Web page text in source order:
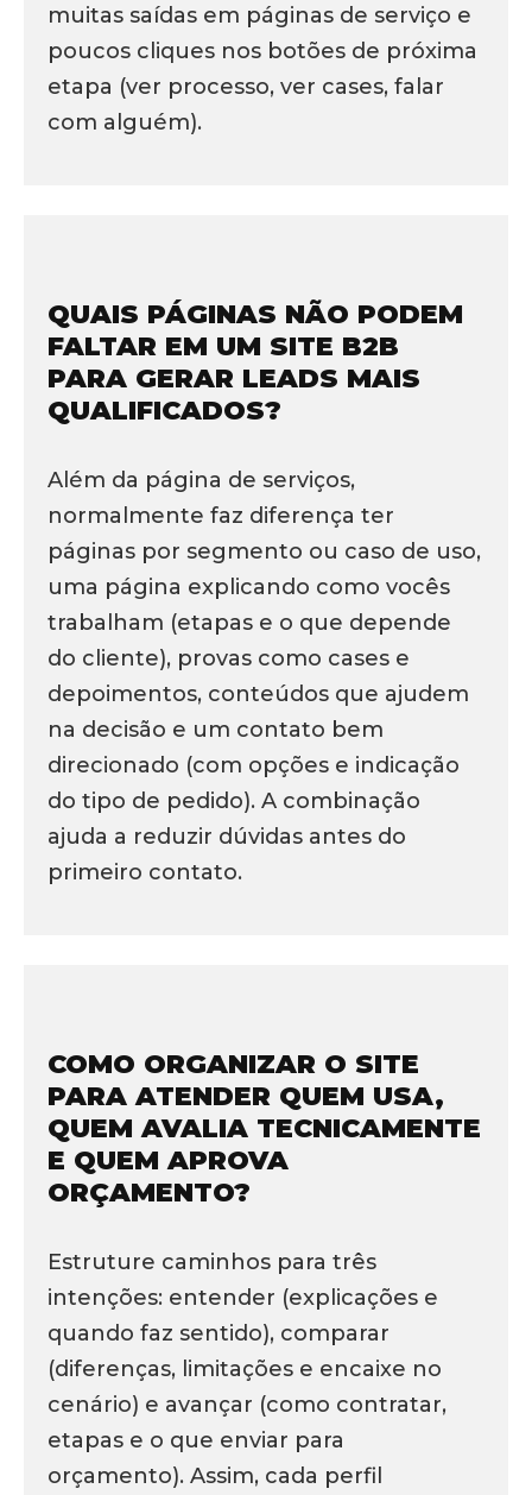
muitas saídas em páginas de serviço e
poucos cliques nos botões de próxima
etapa (ver processo, ver cases, falar
com alguém).
QUAIS PÁGINAS NÃO PODEM
FALTAR EM UM SITE B2B
PARA GERAR LEADS MAIS
QUALIFICADOS?
Além da página de serviços,
normalmente faz diferença ter
páginas por segmento ou caso de uso,
uma página explicando como vocês
trabalham (etapas e o que depende
do cliente), provas como cases e
depoimentos, conteúdos que ajudem
na decisão e um contato bem
direcionado (com opções e indicação
do tipo de pedido). A combinação
ajuda a reduzir dúvidas antes do
primeiro contato.
COMO ORGANIZAR O SITE
PARA ATENDER QUEM USA,
QUEM AVALIA TECNICAMENTE
E QUEM APROVA
ORÇAMENTO?
Estruture caminhos para três
intenções: entender (explicações e
quando faz sentido), comparar
(diferenças, limitações e encaixe no
cenário) e avançar (como contratar,
etapas e o que enviar para
orçamento). Assim, cada perfil